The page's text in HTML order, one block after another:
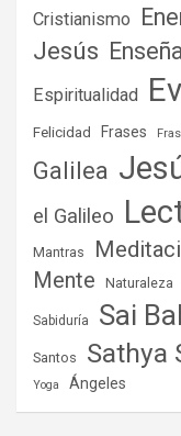
Cristianismo
Jesús
Espiritualidad
Felicidad Frases
Galilea
el Galileo
Mantras
Mente
Naturaleza
Sabiduría Sai
Santos Sathya
Yoga Ángeles